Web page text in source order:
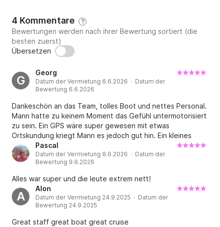
4 Kommentare ?
Bewertungen werden nach ihrer Bewertung sortiert (die
besten zuerst)
Übersetzen
G
Georg
Datum der Vermietung 6.6.2026 · Datum der
Bewertung 6.6.2026
Dankeschön an das Team, tolles Boot und nettes Personal.
Mann hatte zu keinem Moment das Gefühl untermotorisiert
zu sein. Ein GPS wäre super gewesen mit etwas
Ortskundung kriegt Mann es jedoch gut hin. Ein kleines
Manko war nur das bergige Peepen bei Gefahr. Besser
aber zufiel als zu wenig. Ganz lieben Dank an Georg
Pascal
Datum der Vermietung 8.6.2026 · Datum der
Bewertung 9.6.2026
Alles war super und die leute extrem nett!
A
Alon
Datum der Vermietung 24.9.2025 · Datum der
Bewertung 24.9.2025
Great staff great boat great cruise